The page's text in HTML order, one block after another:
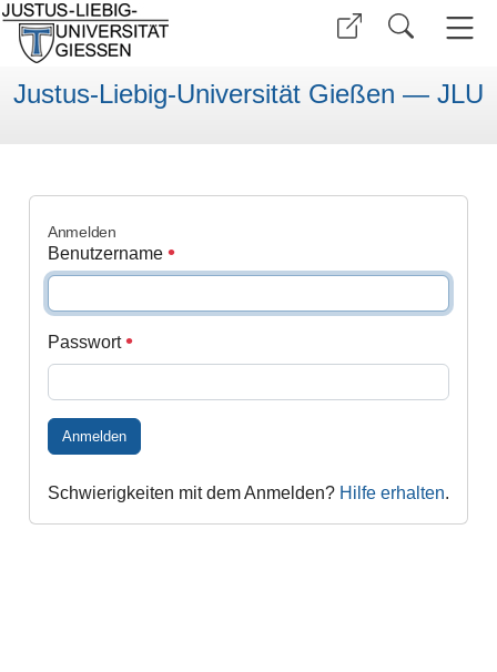
Justus-Liebig-Universität Gießen — JLU
Anmelden
Benutzername
Passwort
Anmelden
Schwierigkeiten mit dem Anmelden? Hilfe erhalten.